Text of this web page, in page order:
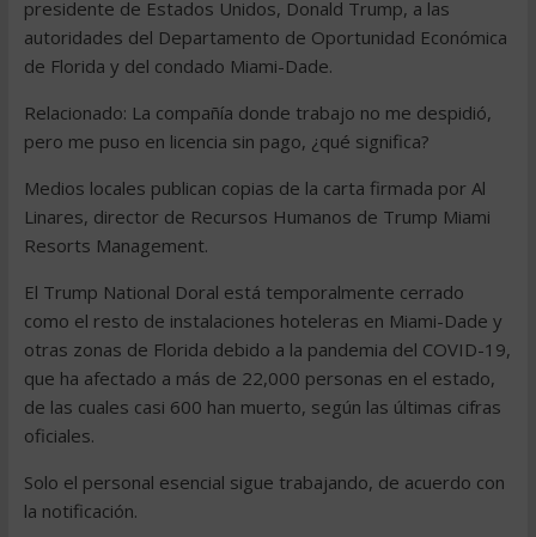
presidente de Estados Unidos, Donald Trump, a las
autoridades del Departamento de Oportunidad Económica
de Florida y del condado Miami-Dade.
Relacionado: La compañía donde trabajo no me despidió,
pero me puso en licencia sin pago, ¿qué significa?
Medios locales publican copias de la carta firmada por Al
Linares, director de Recursos Humanos de Trump Miami
Resorts Management.
El Trump National Doral está temporalmente cerrado
como el resto de instalaciones hoteleras en Miami-Dade y
otras zonas de Florida debido a la pandemia del COVID-19,
que ha afectado a más de 22,000 personas en el estado,
de las cuales casi 600 han muerto, según las últimas cifras
oficiales.
Solo el personal esencial sigue trabajando, de acuerdo con
la notificación.